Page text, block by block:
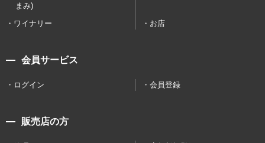
まみ)
ワイナリー お店
会員サービス
ログイン 会員登録
販売店の方